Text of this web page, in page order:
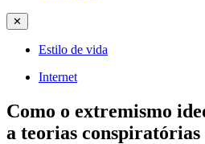
✕
Estilo de vida
Internet
Como o extremismo
a teorias conspiratórias